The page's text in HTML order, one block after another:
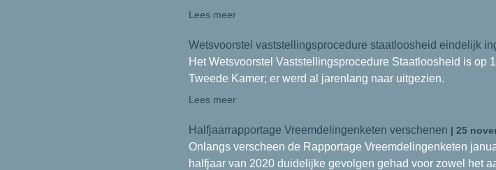
Lees meer
Wetsvoorstel vaststellingsprocedure staatloosheid eindelijk
Het Wetsvoorstel Vaststellingsprocedure Staatloosheid is op
Tweede Kamer; er werd al jarenlang naar uitgezien.
Lees meer
Halfjaarrapportage Vreemdelingenketen verschenen | 25
Onlangs verscheen de Rapportage Vreemdelingenketen
halfjaar van 2020 duidelijke gevolgen gehad voor zowel het